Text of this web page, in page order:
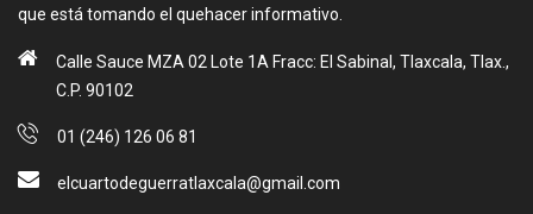
que está tomando el quehacer informativo.
Calle Sauce MZA 02 Lote 1A Fracc: El Sabinal, Tlaxcala, Tlax.,
C.P. 90102
01 (246) 126 06 81
elcuartodeguerratlaxcala@gmail.com